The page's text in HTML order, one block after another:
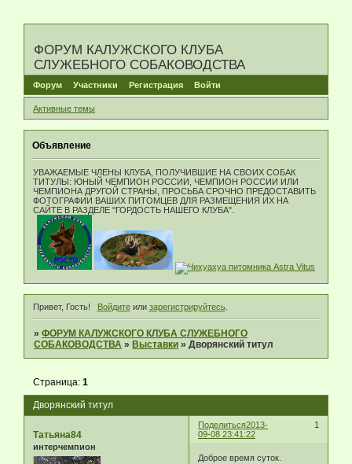
ФОРУМ КАЛУЖСКОГО КЛУБА
СЛУЖЕБНОГО СОБАКОВОДСТВА
Форум Участники Регистрация Войти
Активные темы
Объявление
УВАЖАЕМЫЕ ЧЛЕНЫ КЛУБА, ПОЛУЧИВШИЕ НА СВОИХ СОБАК
ТИТУЛЫ: ЮНЫЙ ЧЕМПИОН РОССИИ, ЧЕМПИОН РОССИИ ИЛИ
ЧЕМПИОНА ДРУГОЙ СТРАНЫ, ПРОСЬБА СРОЧНО ПРЕДОСТАВИТЬ
ФОТОГРАФИИ ВАШИХ ПИТОМЦЕВ ДЛЯ РАЗМЕЩЕНИЯ ИХ НА
САЙТЕ В РАЗДЕЛЕ "ГОРДОСТЬ НАШЕГО КЛУБА".
Привет, Гость! Войдитеили зарегистрируйтесь.
»ФОРУМ КАЛУЖСКОГО КЛУБА СЛУЖЕБНОГО
СОБАКОВОДСТВА » Выставки »Дворянский титул
Дворянский титул
Страница:1
Поделиться 1
2013-
09-08 23:41:22
Татьяна84
интерчемпион
Доброе время суток.